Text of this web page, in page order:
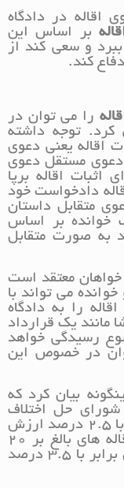
اقاله در دادگاه
بر اساس این
و سعی کند از
کند.
را می توان در
توجه داشته
اقاله یعنی دعوی
دعوی مستقل دعوی
اقاله برپا
دادخواست خود
متقابل داستان
خوانده بر اساس
به صورت متقابل
معتقد است
می تواند با
را به دادگاه
مانند یک قرارداد
رسیدگی خواهد
در خصوص این
بیان کرد که
تومان به شورای حل اختلاف
ارجاع داده می شود و هزینه آن برابر با 2.5 درصد ارزش
خواسته است. همچنین در خصوص اقاله های بالغ بر 20
میلیون تومان دادگاه حقوقی هزینه ای برابر با 3.5 درصد